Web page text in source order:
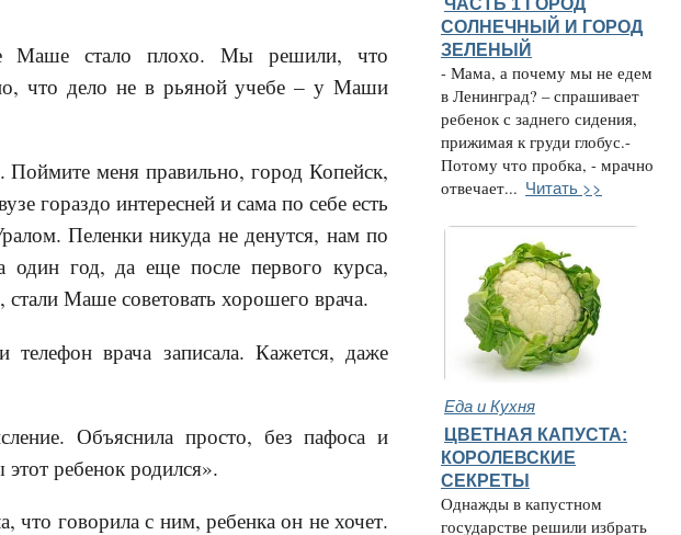
Маше стало плохо. Мы решили, что
что дело не в рьяной учебе – у Маши
меня правильно, город Копейск,
гораздо интересней и сама по себе есть
Пеленки никуда не денутся, нам по
год, да еще после первого курса,
стали Маше советовать хорошего врача.
врача записала. Кажется, даже
Объяснила просто, без пафоса и
ребенок родился».
говорила с ним, ребенка он не хочет.
СОЛНЕЧНЫЙ И ГОРОД
ЗЕЛЕНЫЙ
- Мама, а почему мы не едем
в Ленинград? – спрашивает
ребенок с заднего сидения,
прижимая к груди глобус.-
Потому что пробка, - мрачно
отвечает... Читать >>
Еда и Кухня
ЦВЕТНАЯ КАПУСТА:
КОРОЛЕВСКИЕ
СЕКРЕТЫ
Однажды в капустном
государстве решили избрать